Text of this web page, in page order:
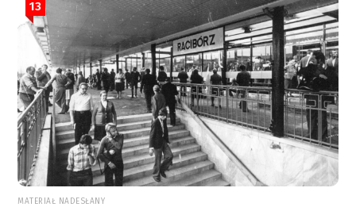
13
MATERIAŁ NADESŁANY